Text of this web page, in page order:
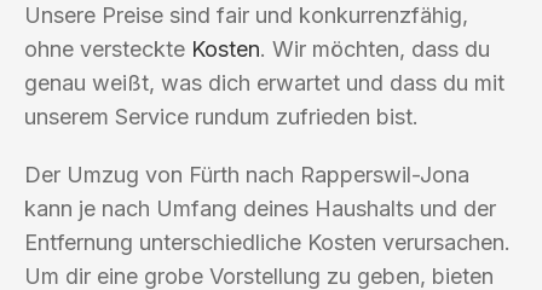
Unsere Preise sind fair und konkurrenzfähig,
ohne versteckte Kosten. Wir möchten, dass du
genau weißt, was dich erwartet und dass du mit
unserem Service rundum zufrieden bist.
Der Umzug von Fürth nach Rapperswil-Jona
kann je nach Umfang deines Haushalts und der
Entfernung unterschiedliche Kosten verursachen.
Um dir eine grobe Vorstellung zu geben, bieten